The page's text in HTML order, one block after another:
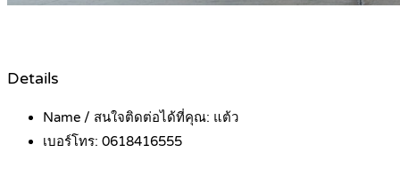
Details
Name / สนใจติดต่อได้ที่คุณ: แต้ว
เบอร์โทร: 0618416555